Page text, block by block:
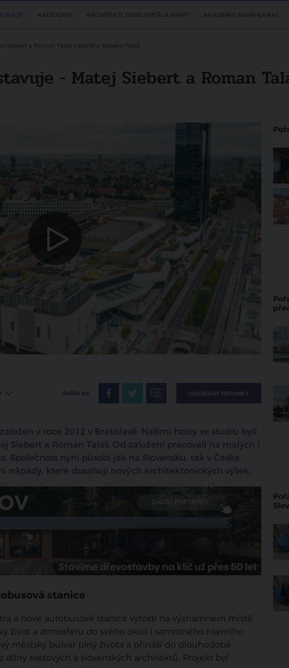
KATEGORIE ARCHITEKTI, DEVELOPEŘI A FIRMY AKADEMIE NAVRHOVÁNÍ
Siebert a Roman Talaš z ateliéru Siebert+Talaš
- Matej Siebert a Roman
TV Architect představuje - Jan Konečný
a Jiří Brosch ze společnosti HT WOOD
zrušit
Sdílet na ODEBÍRAT NOVINKY
v roce 2012 v Bratislavě. Našimi hosty ve studiu byli
Siebert a Roman Talaš. Od založení pracovali na malých i
Společnost nyní působí jak na Slovensku, tak v České
nápady, které dosahují nových architektonických výšek.
stanice
a nové autobusové stanice vyrostl na významném místě
život a atmosféru do svého okolí i samotného hlavního
městský bulvár plný života a přináší do dlouhodobě
světových a slovenských architektů. Projekt byl